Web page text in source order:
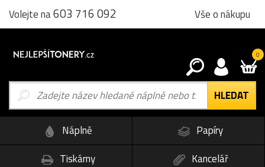
Volejte na603 716 092 Vše o nákupu
0
Náplně
Papíry
Tiskárny
Kancelář